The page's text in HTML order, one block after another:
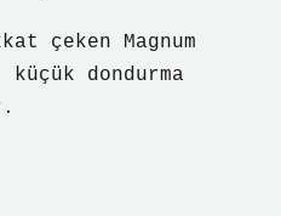
çeken Magnum
dondurma